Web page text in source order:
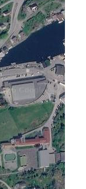
og Evik
i Bømlo
i ei